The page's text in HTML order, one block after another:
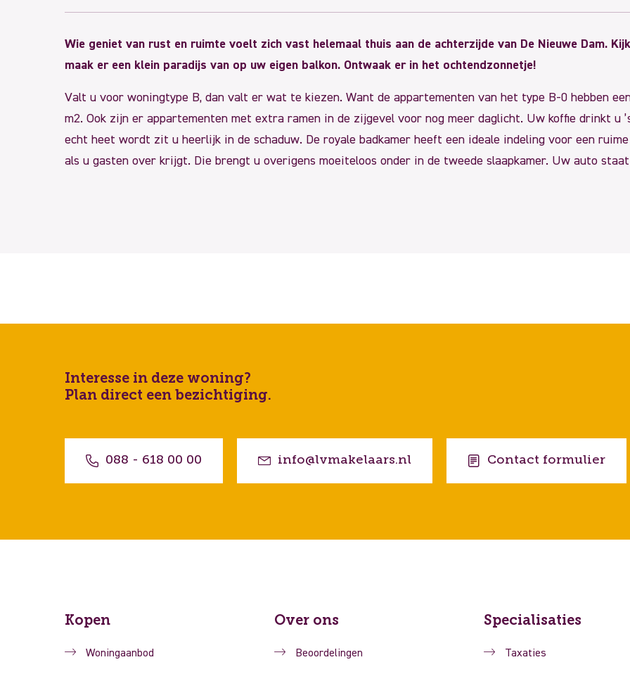
Wie geniet van rust en ruimte voelt zich vast helemaal thuis aan de achterzijde van De Nieuwe Dam.
maak er een klein paradijs van op uw eigen balkon. Ontwaak er in het ochtendzonnetje!
Valt u voor woningtype B, dan valt er wat te kiezen. Want de appartementen van het type B-0 hebben
m2. Ook zijn er appartementen met extra ramen in de zijgevel voor nog meer daglicht. Uw koffie drinkt u
echt heet wordt zit u heerlijk in de schaduw. De royale badkamer heeft een ideale indeling voor een
als u gasten over krijgt. Die brengt u overigens moeiteloos onder in de tweede slaapkamer. Uw auto
Interesse in deze woning?
Plan direct een bezichtiging.
088 - 618 00 00 info@lvmakelaars.nl Contact formulier
Kopen
Woningaanbod
Over ons
Beoordelingen
Specialisaties
Taxaties